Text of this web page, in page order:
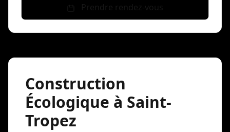
Construction
Écologique à Saint-
Tropez